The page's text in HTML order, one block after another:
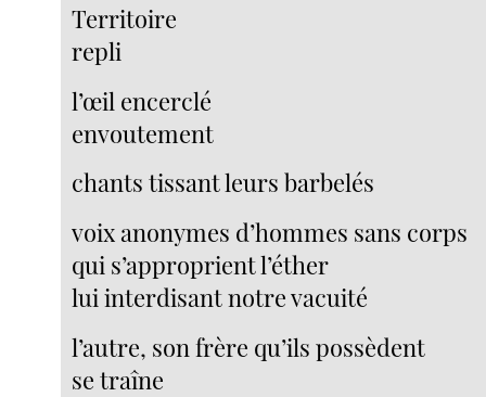
Territoire
repli
l’œil encerclé
envoutement
chants tissant leurs barbelés
voix anonymes d’hommes sans corps
qui s’approprient l’éther
lui interdisant notre vacuité
l’autre, son frère qu’ils possèdent
se traîne